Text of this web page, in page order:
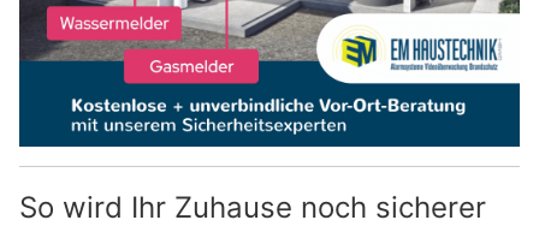
So wird Ihr Zuhause noch sicherer